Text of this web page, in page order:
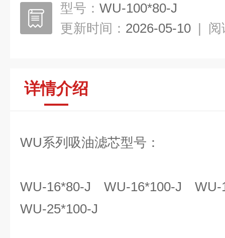
型号： WU-100*80-J
更新时间： 2026-05-10 | 阅
详情介绍
WU系列吸油滤芯型号：
WU-16*80-J WU-16*100-J WU-
WU-25*100-J